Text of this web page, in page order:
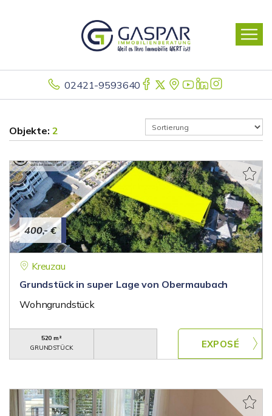
02421-9593640
Objekte: 2
400,- €
Kreuzau
Grundstück in super Lage von Obermaubach
Wohngrundstück
520 m²
GRUNDSTÜCK